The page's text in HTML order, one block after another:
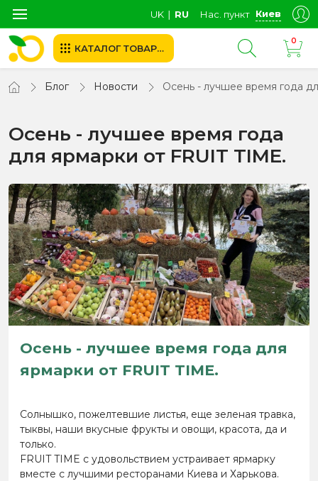
UK ∣ RU Нас. пункт Киев
КАТАЛОГ ТОВАРОВ
0
Блог Новости Осень - лучшее время года
Осень - лучшее время года
для ярмарки от FRUIT TIME.
Осень - лучшее время года для
ярмарки от FRUIT TIME.
Солнышко, пожелтевшие листья, еще зеленая травка,
тыквы, наши вкусные фрукты и овощи, красота, да и
только.
FRUIT TIME с удовольствием устраивает ярмарку
вместе с лучшими ресторанами Киева и Харькова.